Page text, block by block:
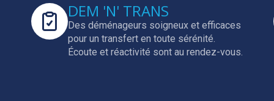
DEM 'N' TRANS
Des déménageurs soigneux et efficaces
pour un transfert en toute sérénité.
Écoute et réactivité sont au rendez-vous.